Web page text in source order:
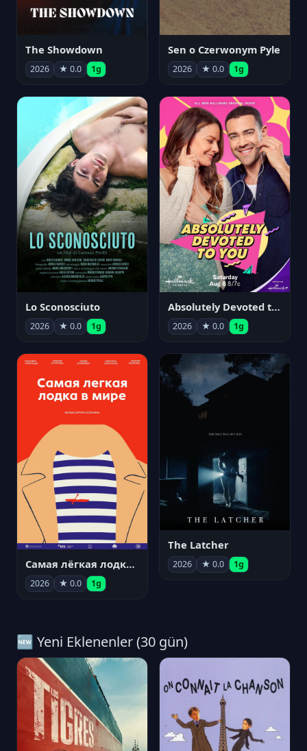
The Showdown
2026 ★ 0.0 1g
Sen o Czerwonym Pyle
2026 ★ 0.0 1g
Lo Sconosciuto
2026 ★ 0.0 1g
Absolutely Devoted to You
2026 ★ 0.0 1g
Самая лёгкая лодка в мире
2026 ★ 0.0 1g
The Latcher
2026 ★ 0.0 1g
🆕 Yeni Eklenenler (30 gün)